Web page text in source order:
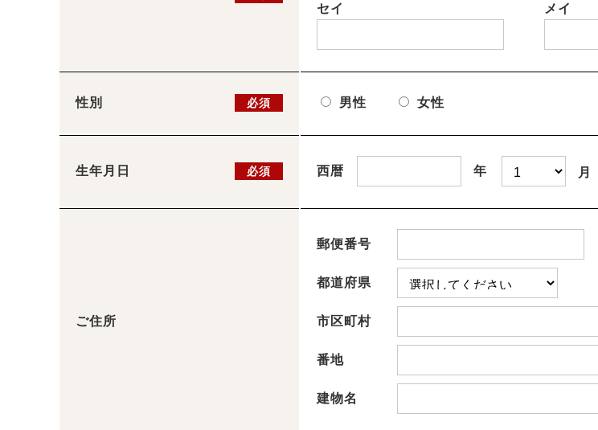
セイ メイ
性別 必須 男性 女性
生年月日 必須 西暦 年 月
ご住所
郵便番号
都道府県
市区町村
番地
建物名